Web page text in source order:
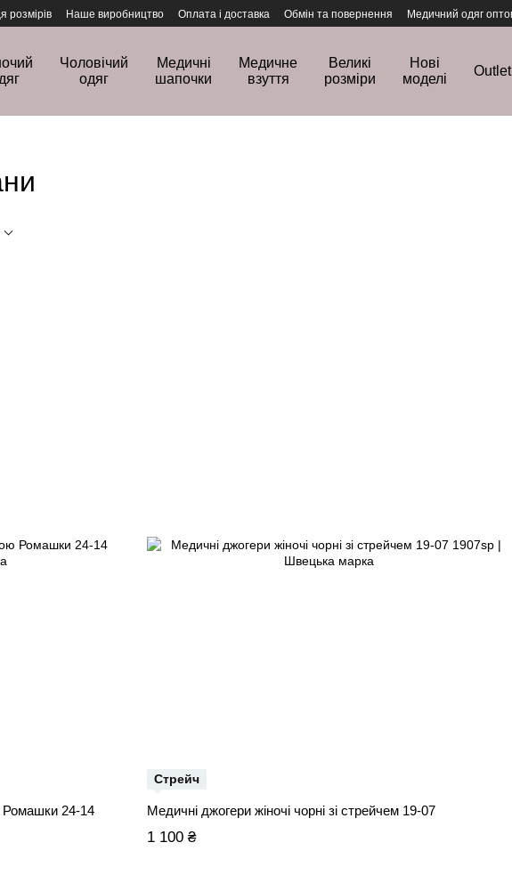
розмірів Наше виробництво Оплата і доставка Обмін та повернення Медичний одяг
Чоловічий
одяг
Медичні
шапочки
Медичне
взуття
Великі
розміри
Нові
моделі
Outlet
Ромашки 24-14
Стрейч
Медичні джогери жіночі чорні зі стрейчем 19-07
1 100 ₴